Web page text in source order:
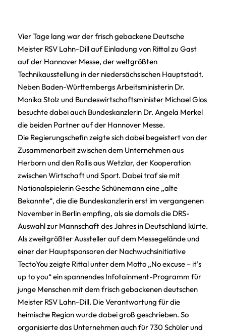
Vier Tage lang war der frisch gebackene Deutsche
Meister RSV Lahn-Dill auf Einladung von Rittal zu Gast
auf der Hannover Messe, der weltgrößten
Technikausstellung in der niedersächsischen Hauptstadt.
Neben Baden-Württembergs Arbeitsministerin Dr.
Monika Stolz und Bundeswirtschaftsminister Michael Glos
besuchte dabei auch Bundeskanzlerin Dr. Angela Merkel
die beiden Partner auf der Hannover Messe.
Die Regierungschefin zeigte sich dabei begeistert von der
Zusammenarbeit zwischen dem Unternehmen aus
Herborn und den Rollis aus Wetzlar, der Kooperation
zwischen Wirtschaft und Sport. Dabei traf sie mit
Nationalspielerin Gesche Schünemann eine „alte
Bekannte“, die die Bundeskanzlerin erst im vergangenen
November in Berlin empfing, als sie damals die DRS-
Auswahl zur Mannschaft des Jahres in Deutschland kürte.
Als zweitgrößter Aussteller auf dem Messegelände und
einer der Hauptsponsoren der Nachwuchsinitiative
TectoYou zeigte Rittal unter dem Motto „No excuse – it’s
up to you“ ein spannendes Infotainment-Programm für
junge Menschen mit dem frisch gebackenen deutschen
Meister RSV Lahn-Dill. Die Verantwortung für die
heimische Region wurde dabei groß geschrieben. So
organisierte das Unternehmen auch für 730 Schüler und